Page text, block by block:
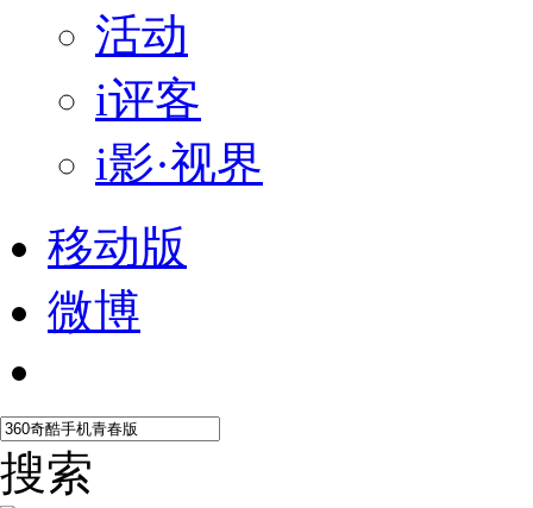
活动
i评客
i影·视界
移动版
微博
搜索